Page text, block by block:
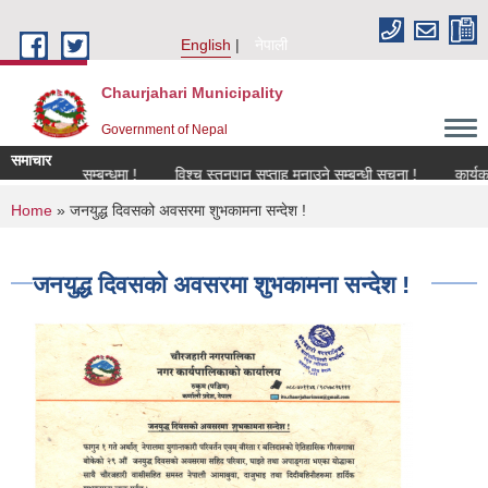
English
नेपाली
Chaurjahari Municipality
Government of Nepal
समाचार
सम्बन्धमा !
विश्च स्तनपान सप्ताह मनाउने सम्बन्धी सूचना ! कार्यक्रममा
You are here
Home » जनयुद्ध दिवसको अवसरमा शुभकामना सन्देश !
जनयुद्ध दिवसको अवसरमा शुभकामना सन्देश !